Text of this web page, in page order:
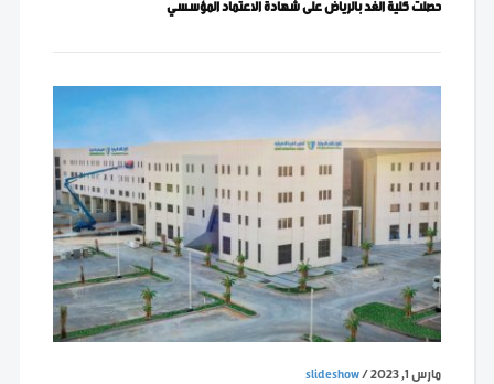
حصلت كلية الغد بالرياض على شهادة الاعتماد المؤسسي
مارس 1, 2023 /
slideshow